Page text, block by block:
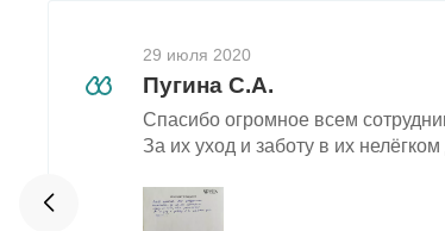
29 июля 2020
Пугина С.А.
Спасибо огромное всем
За их уход и заботу в их